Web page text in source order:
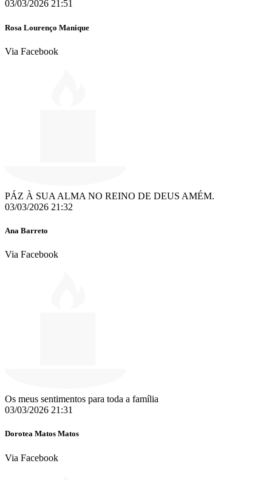
03/03/2026 21:51
Rosa Lourenço Manique
Via Facebook
PÁZ À SUA ALMA NO REINO DE DEUS AMÉM.
03/03/2026 21:32
Ana Barreto
Via Facebook
Os meus sentimentos para toda a família
03/03/2026 21:31
Dorotea Matos Matos
Via Facebook